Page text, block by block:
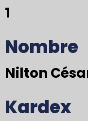
1
Nombre
Nilton
Kardex